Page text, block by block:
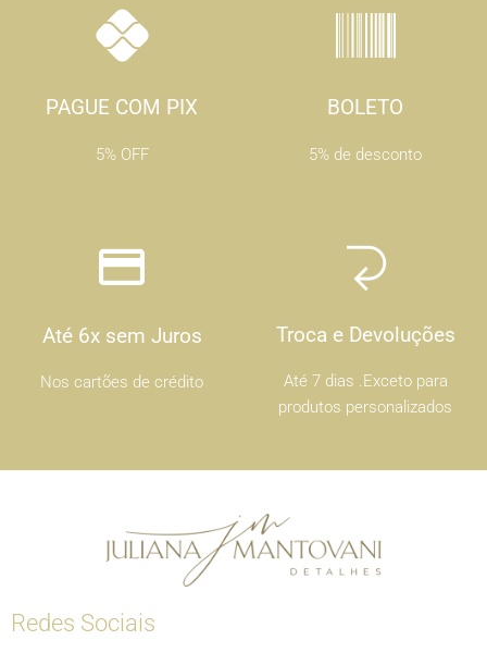
PAGUE COM PIX
5% OFF
BOLETO
5% de desconto
Até 6x sem Juros
Nos cartões de crédito
Troca e Devoluções
Até 7 dias .Exceto para
produtos personalizados
Redes Sociais